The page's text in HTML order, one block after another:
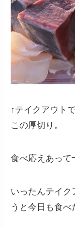
↑テイクアウト
この厚切り。
食べ応えあって
いったんテイク
うと今日も食